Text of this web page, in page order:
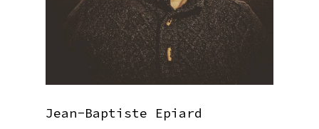
Jean-Baptiste Epiard